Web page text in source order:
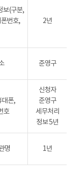
보(구분,
번호,
2년
준영구
대폰,
호
신청자
준영구
세무처리
정보 5년
명 1년